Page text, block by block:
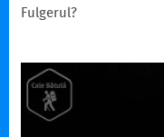
Fulgerul?